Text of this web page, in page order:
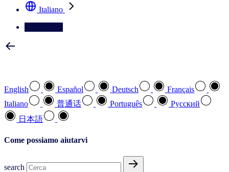
Italiano
English Español Deutsch
Français
Italiano
普通话 Português
Pусский
日本語
Come possiamo aiutarvi
search